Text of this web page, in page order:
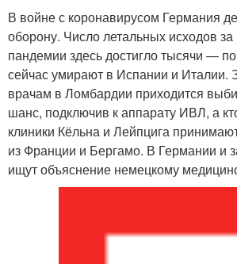
В войне с коронавирусом Германия
оборону. Число летальных исходов
пандемии здесь достигло тысячи —
сейчас умирают в Испании и Италии.
врачам в Ломбардии приходится
шанс, подключив к аппарату ИВЛ, а
клиники Кёльна и Лейпцига
из Франции и Бергамо. В Германии и
ищут объяснение немецкому